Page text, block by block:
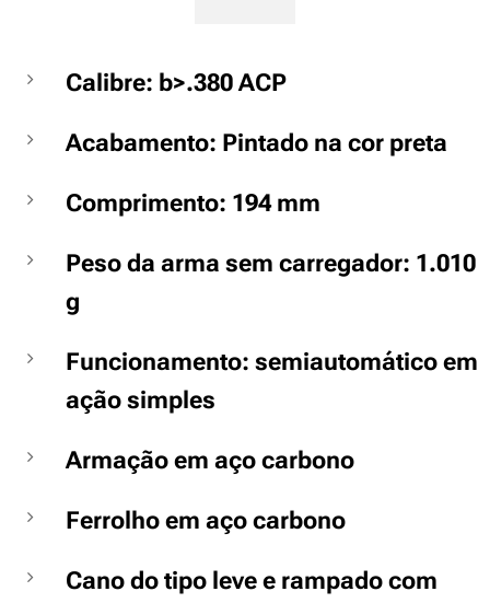
Calibre: b>.380 ACP
Acabamento: Pintado na cor preta
Comprimento: 194 mm
Peso da arma sem carregador: 1.010
g
Funcionamento: semiautomático em
ação simples
Armação em aço carbono
Ferrolho em aço carbono
Cano do tipo leve e rampado com